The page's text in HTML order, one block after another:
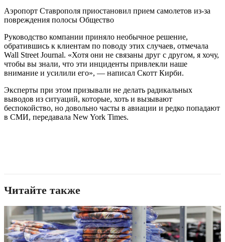
Аэропорт Ставрополя приостановил прием самолетов из-за
повреждения полосы Общество
Руководство компании приняло необычное решение,
обратившись к клиентам по поводу этих случаев, отмечала
Wall Street Journal. «Хотя они не связаны друг с другом, я хочу,
чтобы вы знали, что эти инциденты привлекли наше
внимание и усилили его», — написал Скотт Кирби.
Эксперты при этом призывали не делать радикальных
выводов из ситуаций, которые, хоть и вызывают
беспокойство, но довольно часты в авиации и редко попадают
в СМИ, передавала New York Times.
Читайте также